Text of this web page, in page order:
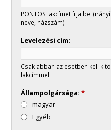
PONTOS lakcímet írja be!
neve, házszám)
Levelezési cím:
Csak abban az esetben kell
lakcímmel!
Állampolgársága: *
magyar
Egyéb